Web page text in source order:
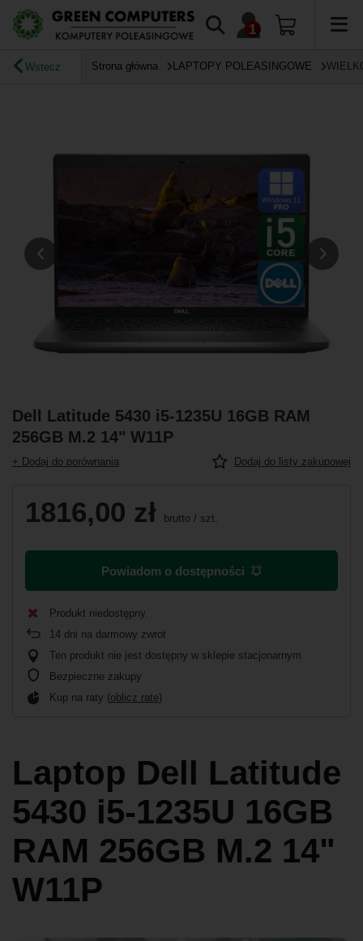
Wstecz Strona główna LAPTOPY POLEASINGOWE
Dell Latitude 5430 i5-1235U 16GB RAM
256GB M.2 14" W11P
+ Dodaj do porównania Dodaj do listy zakupowej
1816,00 zł brutto / szt.
Powiadom o dostępności
Produkt niedostępny
14 dni na darmowy zwrot
Ten produkt nie jest dostępny w sklepie stacjonarnym
Bezpieczne zakupy
Kup na raty (oblicz ratę)
Laptop Dell Latitude
5430 i5-1235U 16GB
RAM 256GB M.2 14"
W11P